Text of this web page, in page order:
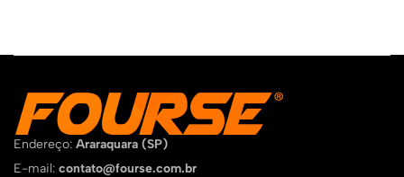
Endereço: Araraquara (SP)
E-mail: contato@fourse.com.br